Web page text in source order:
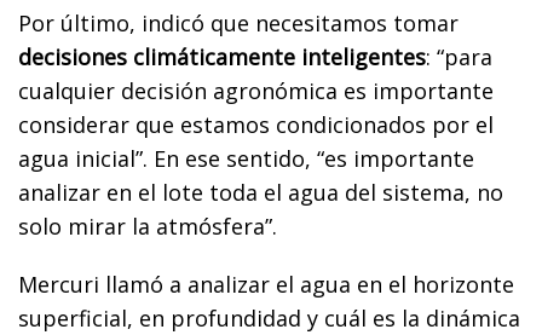
Por último, indicó que necesitamos tomar
decisiones climáticamente inteligentes: “para
cualquier decisión agronómica es importante
considerar que estamos condicionados por el
agua inicial”. En ese sentido, “es importante
analizar en el lote toda el agua del sistema, no
solo mirar la atmósfera”.
Mercuri llamó a analizar el agua en el horizonte
superficial, en profundidad y cuál es la dinámica